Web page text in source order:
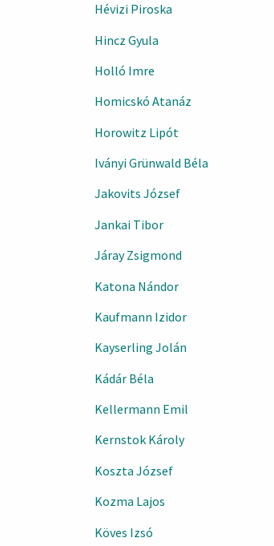
Hévizi Piroska
Hincz Gyula
Holló Imre
Homicskó Atanáz
Horowitz Lipót
Iványi Grünwald Béla
Jakovits József
Jankai Tibor
Járay Zsigmond
Katona Nándor
Kaufmann Izidor
Kayserling Jolán
Kádár Béla
Kellermann Emil
Kernstok Károly
Koszta József
Kozma Lajos
Köves Izsó